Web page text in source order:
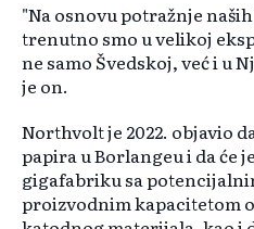
"Na osnovu potražnje
trenutno smo u velikoj
ne samo Švedskoj, već i u
je on.
Northvolt je 2022. objavio
papira u Borlangeu i da će
gigafabriku sa
proizvodnim kapacitetom